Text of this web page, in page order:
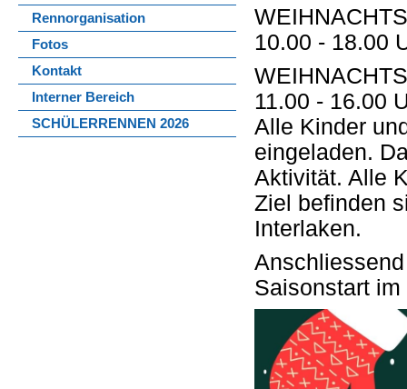
Rennorganisation
Fotos
Kontakt
Interner Bereich
SCHÜLERRENNEN 2026
10.00 - 18.00
11.00 - 16.00
Alle Kinder
eingeladen.
Aktivität. Alle
Ziel befinden
Interlaken.
Saisonstart